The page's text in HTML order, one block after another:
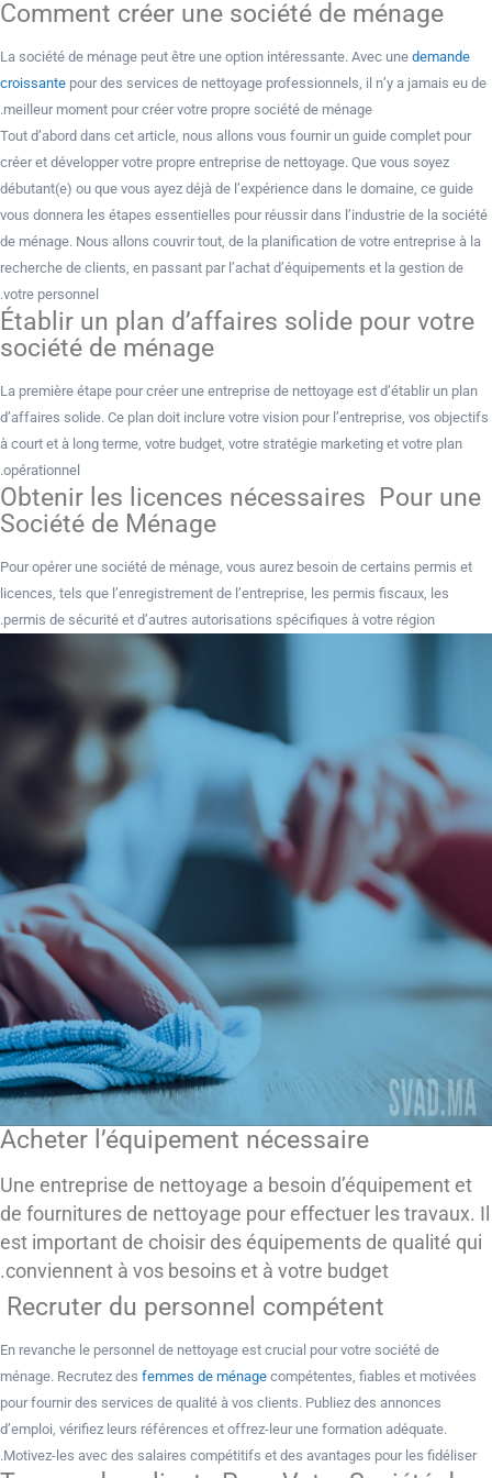
Comment créer une société de ménage
La société de ménage peut être une option intéressante. Avec une demande
croissante pour des services de nettoyage professionnels, il n’y a jamais eu de
meilleur moment pour créer votre propre société de ménage.
Tout d’abord dans cet article, nous allons vous fournir un guide complet pour
créer et développer votre propre entreprise de nettoyage. Que vous soyez
débutant(e) ou que vous ayez déjà de l’expérience dans le domaine, ce guide
vous donnera les étapes essentielles pour réussir dans l’industrie de la société
de ménage. Nous allons couvrir tout, de la planification de votre entreprise à la
recherche de clients, en passant par l’achat d’équipements et la gestion de
votre personnel.
Établir un plan d’affaires solide pour votre
société de ménage
La première étape pour créer une entreprise de nettoyage est d’établir un plan
d’affaires solide. Ce plan doit inclure votre vision pour l’entreprise, vos objectifs
à court et à long terme, votre budget, votre stratégie marketing et votre plan
opérationnel.
Obtenir les licences nécessaires Pour une
Société de Ménage
Pour opérer une société de ménage, vous aurez besoin de certains permis et
licences, tels que l’enregistrement de l’entreprise, les permis fiscaux, les
permis de sécurité et d’autres autorisations spécifiques à votre région.
Acheter l’équipement nécessaire
Une entreprise de nettoyage a besoin d’équipement et
de fournitures de nettoyage pour effectuer les travaux. Il
est important de choisir des équipements de qualité qui
conviennent à vos besoins et à votre budget.
Recruter du personnel compétent
En revanche le personnel de nettoyage est crucial pour votre société de
ménage. Recrutez des femmes de ménage compétentes, fiables et motivées
pour fournir des services de qualité à vos clients. Publiez des annonces
d’emploi, vérifiez leurs références et offrez-leur une formation adéquate.
Motivez-les avec des salaires compétitifs et des avantages pour les fidéliser.